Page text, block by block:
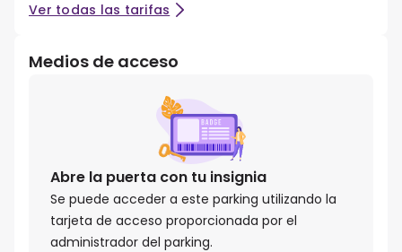
Ver todas las tarifas
Medios de acceso
Abre la puerta con tu insignia
Se puede acceder a este parking utilizando la
tarjeta de acceso proporcionada por el
administrador del parking.